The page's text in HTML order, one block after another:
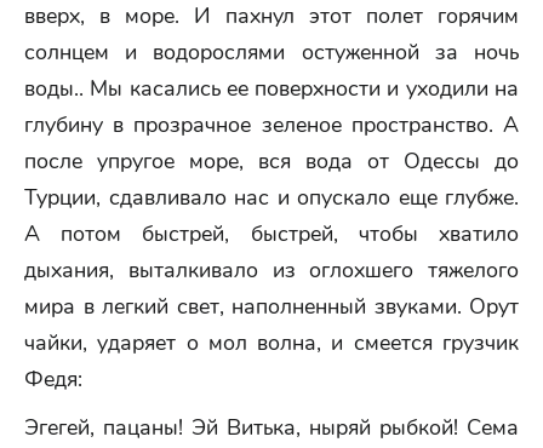
вверх, в море. И пахнул этот полет горячим
солнцем и водорослями остуженной за ночь
воды.. Мы касались ее поверхности и уходили на
глубину в прозрачное зеленое пространство. А
после упругое море, вся вода от Одессы до
Турции, сдавливало нас и опускало еще глубже.
А потом быстрей, быстрей, чтобы хватило
дыхания, выталкивало из оглохшего тяжелого
мира в легкий свет, наполненный звуками. Орут
чайки, ударяет о мол волна, и смеется грузчик
Федя:
Эгегей, пацаны! Эй Витька, ныряй рыбкой! Сема